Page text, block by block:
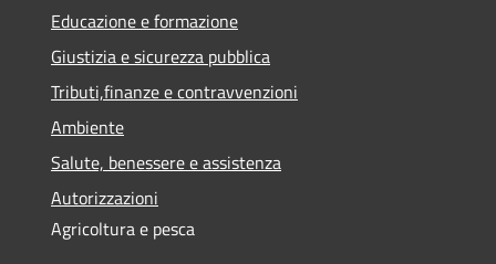
Educazione e formazione
Giustizia e sicurezza pubblica
Tributi,finanze e contravvenzioni
Ambiente
Salute, benessere e assistenza
Autorizzazioni
Agricoltura e pesca